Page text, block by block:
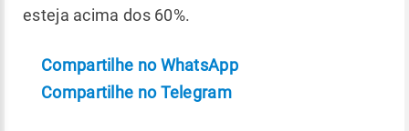
esteja acima dos 60%.
Compartilhe no WhatsApp
Compartilhe no Telegram